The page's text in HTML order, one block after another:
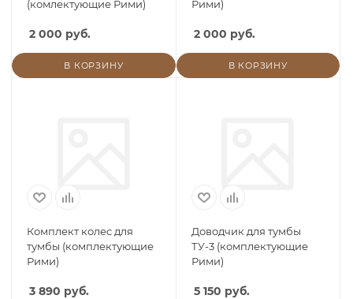
(комлектующие Рими)
2 000 руб.
В КОРЗИНУ
Рими)
2 000 руб.
В КОРЗИНУ
Комплект колес для
тумбы (комплектующие
Рими)
3 890 руб.
Доводчик для тумбы
ТУ-3 (комплектующие
Рими)
5 150 руб.